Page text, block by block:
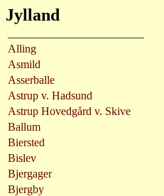
Jylland
Alling
Asmild
Asserballe
Astrup v. Hadsund
Astrup Hovedgård v. Skive
Ballum
Biersted
Bislev
Bjergager
Bjergby